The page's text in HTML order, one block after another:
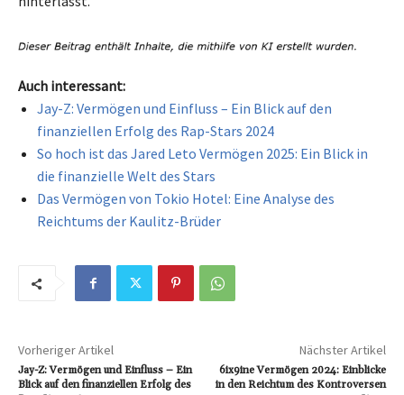
Auch interessant:
Jay-Z: Vermögen und Einfluss – Ein Blick auf den
finanziellen Erfolg des Rap-Stars 2024
So hoch ist das Jared Leto Vermögen 2025: Ein Blick in
die finanzielle Welt des Stars
Das Vermögen von Tokio Hotel: Eine Analyse des
Reichtums der Kaulitz-Brüder
Vorheriger Artikel
Jay-Z: Vermögen und Einfluss – Ein
Blick auf den finanziellen Erfolg des
Nächster Artikel
6ix9ine Vermögen 2024: Einblicke
in den Reichtum des Kontroversen